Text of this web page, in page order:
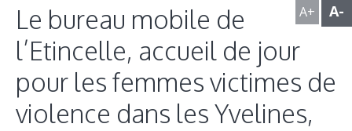
A+ A-
Le bureau mobile de
l’Etincelle, accueil de jour
pour les femmes victimes de
violence dans les Yvelines,